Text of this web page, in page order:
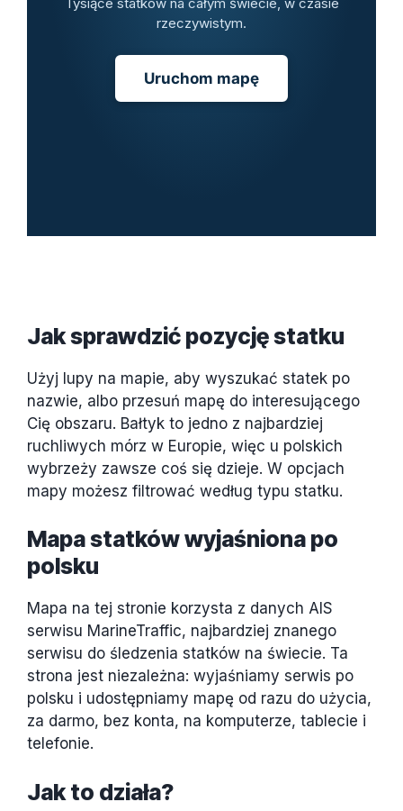
rzeczywistym.
Uruchom mapę
Jak sprawdzić pozycję statku
Użyj lupy na mapie, aby wyszukać statek po
nazwie, albo przesuń mapę do interesującego
Cię obszaru. Bałtyk to jedno z najbardziej
ruchliwych mórz w Europie, więc u polskich
wybrzeży zawsze coś się dzieje. W opcjach
mapy możesz filtrować według typu statku.
Mapa statków wyjaśniona po
polsku
Mapa na tej stronie korzysta z danych AIS
serwisu MarineTraffic, najbardziej znanego
serwisu do śledzenia statków na świecie. Ta
strona jest niezależna: wyjaśniamy serwis po
polsku i udostępniamy mapę od razu do użycia,
za darmo, bez konta, na komputerze, tablecie i
telefonie.
Jak to działa?